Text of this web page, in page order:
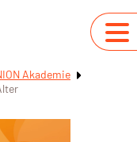
Akademie